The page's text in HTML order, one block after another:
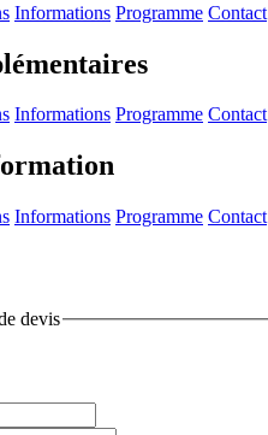
Informations Programme Contact
Informations Programme Contact
Informations Programme Contact
devis